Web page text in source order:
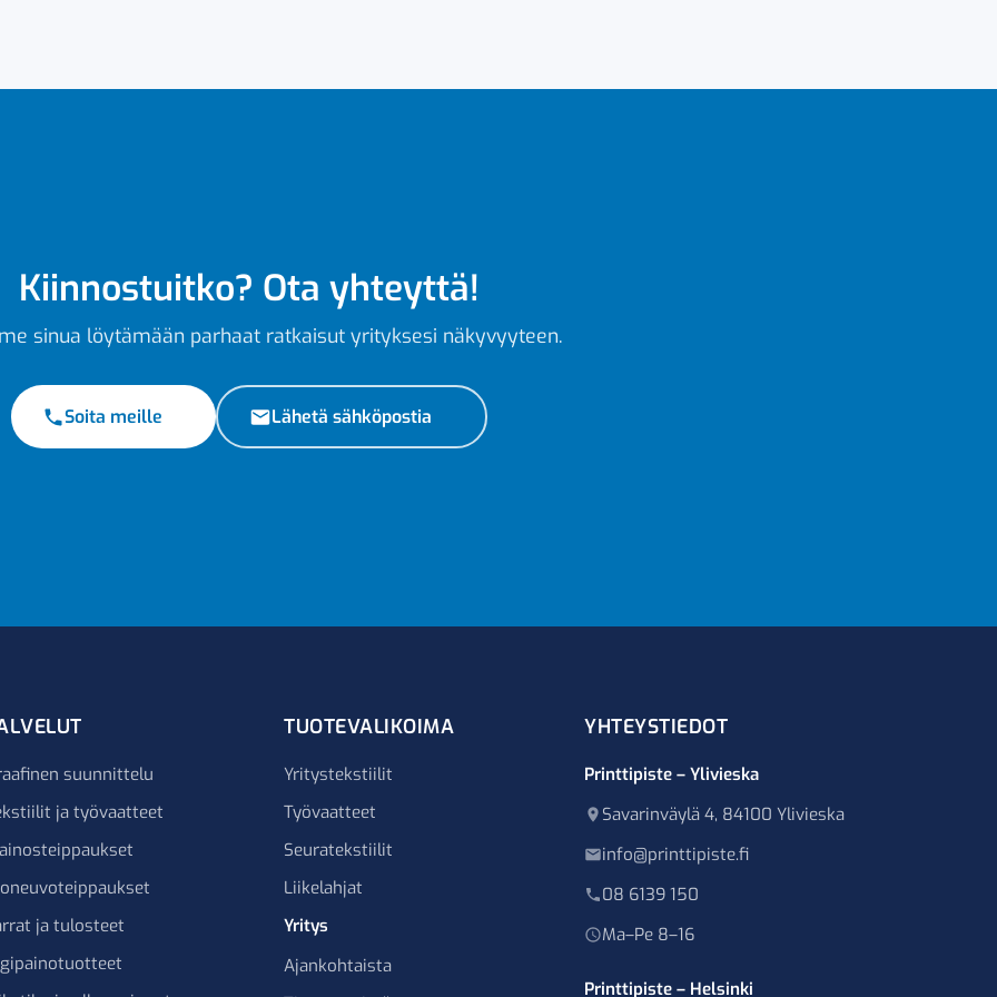
Kiinnostuitko? Ota yhteyttä!
sinua löytämään parhaat ratkaisut yrityksesi näkyvyyteen.
Soita meille Lähetä sähköpostia
suunnittelu
ja työvaatteet
ja tulosteet
TUOTEVALIKOIMA
Yritystekstiilit
Työvaatteet
Seuratekstiilit
Liikelahjat
Yritys
Ajankohtaista
YHTEYSTIEDOT
Printtipiste – Ylivieska
Savarinväylä 4, 84100 Ylivieska
info@printtipiste.fi
08 6139 150
Ma–Pe 8–16
Printtipiste – Helsinki